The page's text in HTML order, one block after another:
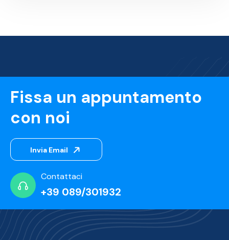
Fissa un appuntamento
con noi
Invia Email
Contattaci
+39 089/301932